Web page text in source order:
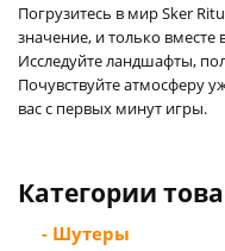
Погрузитесь в мир Sker
значение, и только
Исследуйте ландшафты,
Почувствуйте атмосферу
вас с первых минут игры.
Категории
- Шутеры